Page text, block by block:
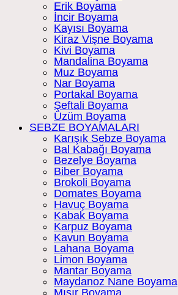
Erik Boyama
İncir Boyama
Kayısı Boyama
Kiraz Vişne Boyama
Kivi Boyama
Mandalina Boyama
Muz Boyama
Nar Boyama
Portakal Boyama
Şeftali Boyama
Üzüm Boyama
SEBZE BOYAMALARI
Karışık Sebze Boyama
Bal Kabağı Boyama
Bezelye Boyama
Biber Boyama
Brokoli Boyama
Domates Boyama
Havuç Boyama
Kabak Boyama
Karpuz Boyama
Kavun Boyama
Lahana Boyama
Limon Boyama
Mantar Boyama
Maydanoz Nane Boyama
Mısır Boyama